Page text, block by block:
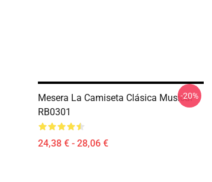
Mesera La Camiseta Clásica Musical
RB0301
24,38 € - 28,06 €
-20%